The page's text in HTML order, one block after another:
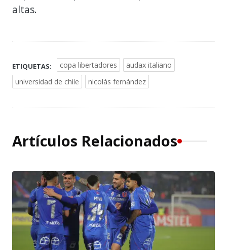
altas.
ETIQUETAS: copa libertadores
audax italiano
universidad de chile
nicolás fernández
Artículos Relacionados